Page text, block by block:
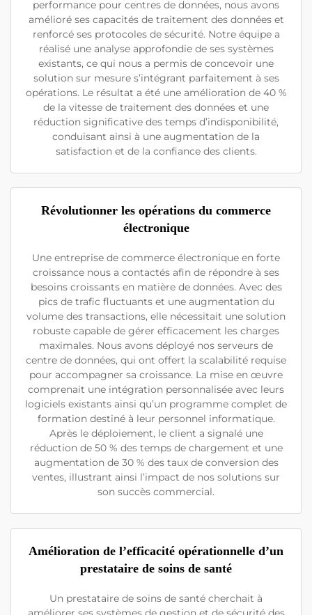
performance pour centres de données, nous avons
amélioré ses capacités de traitement des données et
renforcé ses protocoles de sécurité. Notre équipe a
réalisé une analyse approfondie de ses systèmes
existants, ce qui nous a permis de concevoir une
solution sur mesure s’intégrant parfaitement à ses
opérations. Le résultat a été une amélioration de 40 %
de la vitesse de traitement des données et une
réduction significative des temps d’indisponibilité,
conduisant ainsi à une augmentation de la
satisfaction et de la confiance des clients.
Révolutionner les opérations du commerce
électronique
Une entreprise de commerce électronique en forte
croissance nous a contactés afin de répondre à ses
besoins croissants en matière de données. Avec des
pics de trafic fluctuants et une augmentation du
volume des transactions, elle nécessitait une solution
robuste capable de gérer efficacement les charges
maximales. Nous avons déployé nos serveurs de
centre de données, qui ont offert la scalabilité requise
pour accompagner sa croissance. La mise en œuvre
comprenait une intégration personnalisée avec leurs
logiciels existants ainsi qu’un programme complet de
formation destiné à leur personnel informatique.
Après le déploiement, le client a signalé une
réduction de 50 % des temps de chargement et une
augmentation de 30 % des taux de conversion des
ventes, illustrant ainsi l’impact de nos solutions sur
son succès commercial.
Amélioration de l’efficacité opérationnelle d’un
prestataire de soins de santé
Un prestataire de soins de santé cherchait à